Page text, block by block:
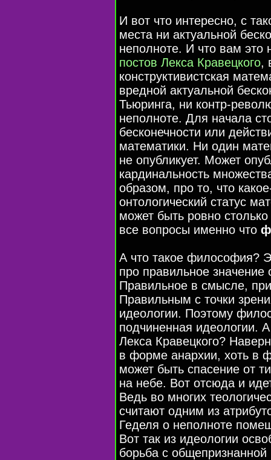
И вот что интересно, с
места ни актуальной
неполноте. И что вам
постов Лекса Кравецкого,
конструктивистская
вредной актуальной
Тьюринга, ни контр-
неполноте. Для начала
бесконечности или
математики. Ни один
не опубликует. Может
кардинальность
образом, про то, что
онтологический статус
может быть ровно
все вопросы именно что
А что такое философия?
про правильное
Правильное в смысле,
Правильным с точки
идеологии. Поэтому
подчиненная идеологии.
Лекса Кравецкого?
в форме анархии, хоть в
может быть спасение от
на небе. Вот отсюда и
Ведь во многих
считают одним из
Геделя о неполноте
Вот так из идеологии
борьба с